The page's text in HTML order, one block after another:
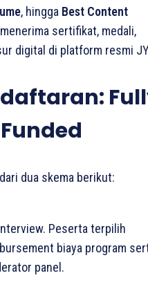
, hingga Best Content
sertifikat, medali,
digital di platform resmi
dua skema berikut:
Peserta terpilih
biaya program
panel.